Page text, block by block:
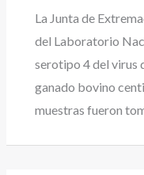
La Junta de
del Laboratorio
serotipo 4 del virus
ganado bovino
muestras fueron